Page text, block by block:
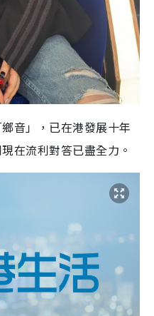
音」，已在港發展十年
在流利對答已盡全力。